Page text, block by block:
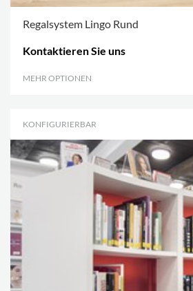
Regalsystem Lingo Rund
Kontaktieren Sie uns
MEHR OPTIONEN
KONFIGURIERBAR